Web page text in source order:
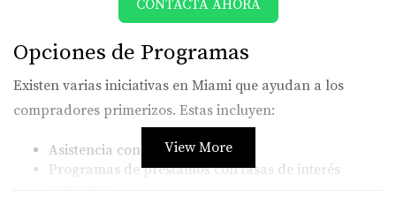
CONTACTA AHORA
Opciones de Programas
Existen varias iniciativas en Miami que ayudan a los
compradores primerizos. Estas incluyen:
Asistencia con el pago inicial.
Programas de préstamos con tasas de interés
View More